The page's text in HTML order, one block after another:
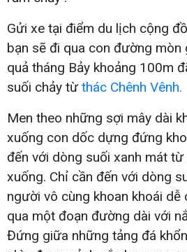
Gửi xe tại điểm du lịch cộng
bạn sẽ đi qua con đường mòn
quả tháng Bảy khoảng 100m
suối chảy từ thác Chênh Vênh.
Men theo những sợi mây dài
xuống con dốc dựng đứng
đến với dòng suối xanh mát
xuống. Chỉ cần đến với dòng
người vô cùng khoan khoái
qua một đoạn đường dài với
Đứng giữa những tảng đá